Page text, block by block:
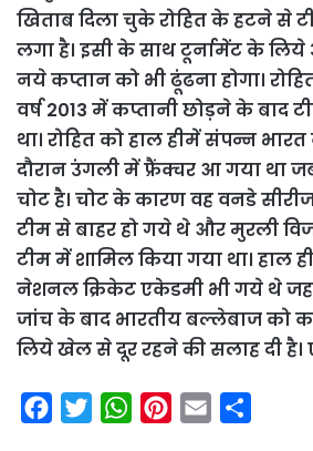
खिताब दिला चुके रोहित के हटने से
लगा है। इसी के साथ टूर्नामेंट के
नये कप्तान को भी ढूंढना होगा।
वर्ष 2013 में कप्तानी छोड़ने के बाद
था। रोहित को हाल हीमें संपन्न
दौरान उंगली में फ्रैंक्चर आ गया था
चोट है। चोट के कारण वह वनडे
टीम से बाहर हो गये थे और मुरली
टीम में शामिल किया गया था। हाल
नेशनल क्रिकेट एकेडमी भी गये थे
जांच के बाद भारतीय बल्लेबाज को
लिये खेल से दूर रहने की सलाह दी है।
W